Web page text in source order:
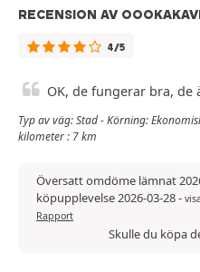
RECENSION AV
4/5
OK, de fungerar bra, de
Typ av väg: Stad - Körning:
kilometer : 7 km
Översatt omdöme lämnat
köpupplevelse 2026-03-28-
Rapport
Skulle du köpa